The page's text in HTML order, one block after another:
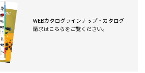
WEBカタログラインナップ・カタログ
請求はこちらをご覧ください。